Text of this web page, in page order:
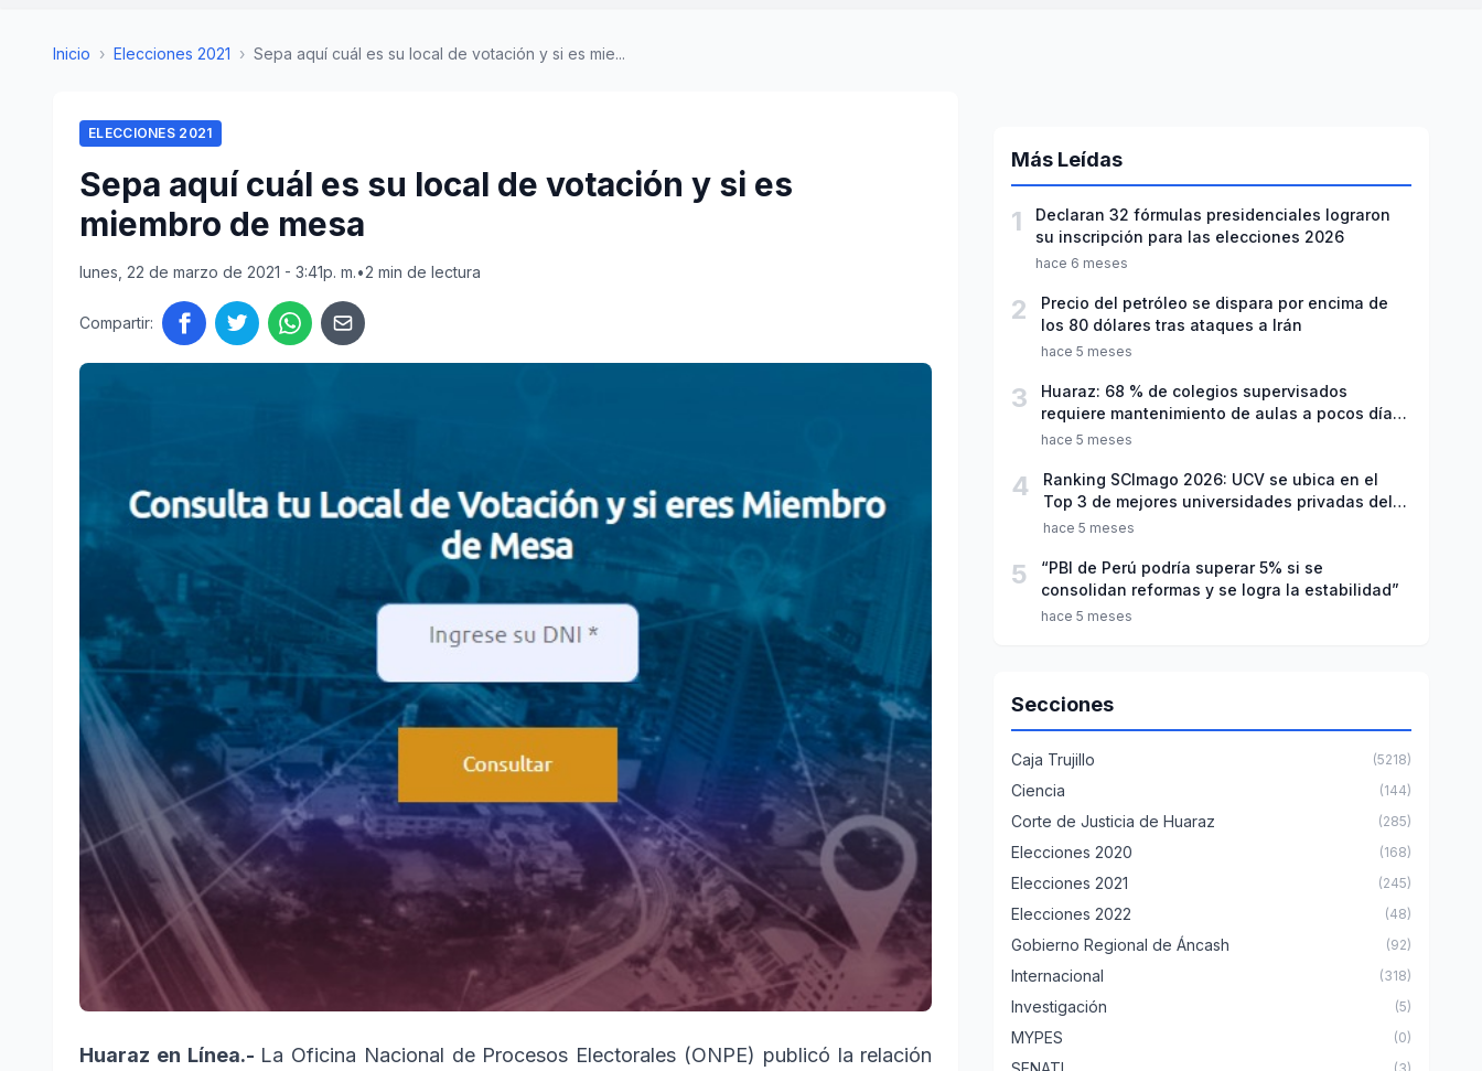
Inicio › Elecciones 2021 › Sepa aquí cuál es su local de votación y si es mie...
ELECCIONES 2021
Sepa aquí cuál es su local de votación y si es
miembro de mesa
lunes, 22 de marzo de 2021 - 3:41p. m.•2 min de lectura
Compartir:
Huaraz en Línea.- La Oficina Nacional de Procesos Electorales (ONPE) publicó la relación
Más Leídas
1
Declaran 32 fórmulas presidenciales lograron
su inscripción para las elecciones 2026
hace 6 meses
2
Precio del petróleo se dispara por encima de
los 80 dólares tras ataques a Irán
hace 5 meses
3
Huaraz: 68 % de colegios supervisados
requiere mantenimiento de aulas a pocos días
de inicio del año escolar 2026
hace 5 meses
4
Ranking SCImago 2026: UCV se ubica en el
Top 3 de mejores universidades privadas del
Perú
hace 5 meses
5
“PBI de Perú podría superar 5% si se
consolidan reformas y se logra la estabilidad”
hace 5 meses
Secciones
Caja Trujillo (5218)
Ciencia (144)
Corte de Justicia de Huaraz (285)
Elecciones 2020 (168)
Elecciones 2021 (245)
Elecciones 2022 (48)
Gobierno Regional de Áncash (92)
Internacional (318)
Investigación (5)
MYPES (0)